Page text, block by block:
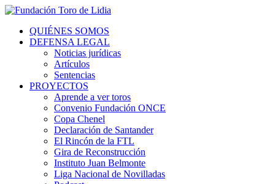
QUIÉNES SOMOS
DEFENSA LEGAL
Noticias jurídicas
Artículos
Sentencias
PROYECTOS
Aprende a ver toros
Convenio Fundación ONCE
Copa Chenel
Declaración de Santander
El Rincón de la FTL
Gira de Reconstrucción
Instituto Juan Belmonte
Liga Nacional de Novilladas